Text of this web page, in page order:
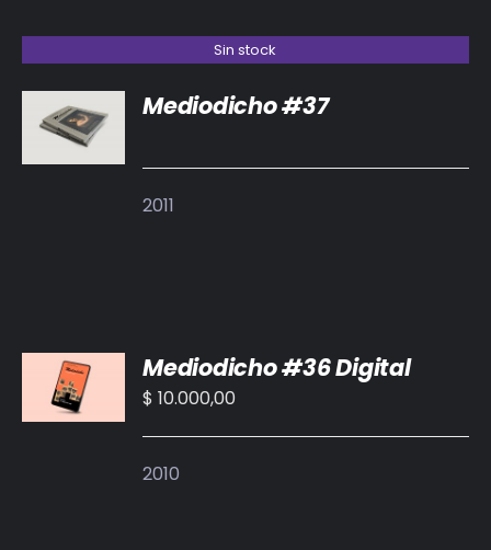
Sin stock
DETALLES
Mediodicho #37
2011
AL
CARRITO
/
Mediodicho #36 Digital
$ 10.000,00
2010